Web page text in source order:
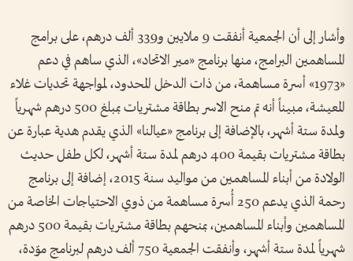
وأشار إلى أن الجمعية أنفقت 9 ملايين و339 ألف درهم، على برامج
المساهمين البرامج، منها برنامج «مير الاتحاد»، الذي ساهم في دعم
«1973» أسرة مساهمة، من ذات الدخل المحدود، لمواجهة تحديات غلاء
المعيشة، مبيناً أنه تم منح الاسر بطاقة مشتريات بمبلغ 500 درهم شهرياً
ولمدة ستة أشهر، بالإضافة إلى برنامج «عيالنا» الذي يقدم هدية عبارة عن
بطاقة مشتريات بقيمة 400 درهم لمدة ستة أشهر، لكل طفل حديث
الولادة من أبناء المساهمين من مواليد سنة 2015، إضافة إلى برنامج
رحمة الذي يدعم 250 أُسرة مساهمة من ذوي الاحتياجات الخاصة من
المساهمين وأبناء المساهمين، بمنحهم بطاقة مشتريات بقيمة 500 درهم
شهرياً لمدة ستة أشهر، وأنفقت الجمعية 750 ألف درهم لبرنامج موّدة،